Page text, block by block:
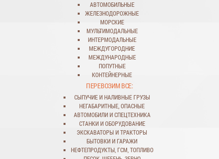
АВТОМОБИЛЬНЫЕ
ЖЕЛЕЗНОДОРОЖНЫЕ
МОРСКИЕ
МУЛЬТИМОДАЛЬНЫЕ
ИНТЕРМОДАЛЬНЫЕ
МЕЖДУГОРОДНИЕ
МЕЖДУНАРОДНЫЕ
ПОПУТНЫЕ
КОНТЕЙНЕРНЫЕ
ПЕРЕВОЗИМ ВСЕ:
СЫПУЧИЕИНАЛИВНЫЕ ГРУЗЫ
НЕГАБАРИТНЫЕ,ОПАСНЫЕ
АВТОМОБИЛИИСПЕЦТЕХНИКА
СТАНКИИОБОРУДОВАНИЕ
ЭКСКАВАТОРЫ ИТРАКТОРЫ
БЫТОВКИИГАРАЖИ
НЕФТЕПРОДУКТЫ,ГСМ,ТОПЛИВО